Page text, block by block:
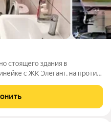
стоящего здания в
с ЖК Элегант, на против
3 этажа 4 отдельные входные